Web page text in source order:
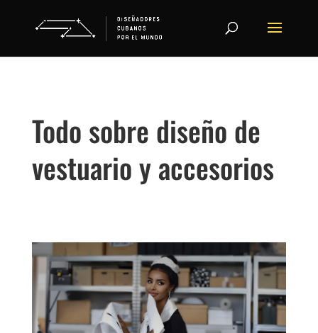
Todo sobre diseño de
vestuario y accesorios